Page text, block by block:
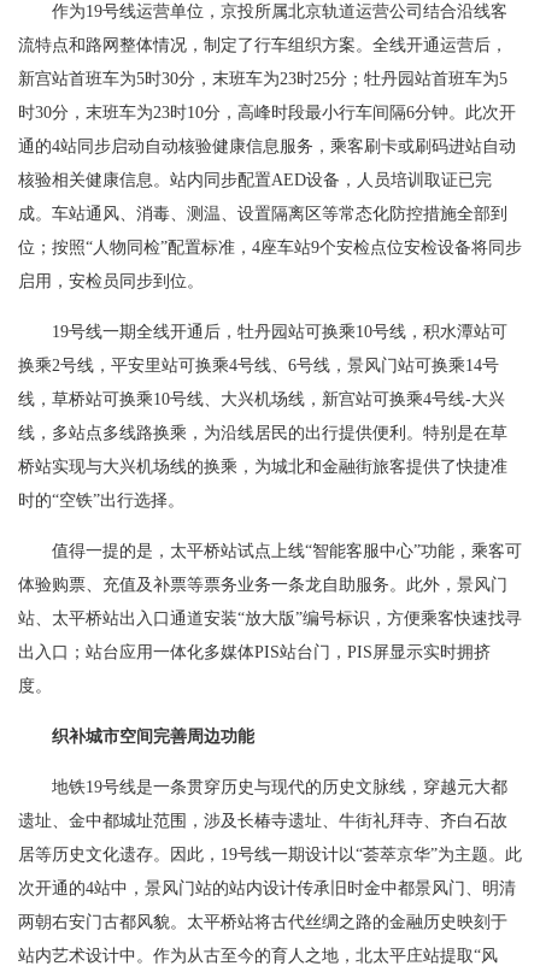
作为19号线运营单位，京投所属北京轨道运营公司结合沿线客
流特点和路网整体情况，制定了行车组织方案。全线开通运营后，
新宫站首班车为5时30分，末班车为23时25分；牡丹园站首班车为5
时30分，末班车为23时10分，高峰时段最小行车间隔6分钟。此次开
通的4站同步启动自动核验健康信息服务，乘客刷卡或刷码进站自动
核验相关健康信息。站内同步配置AED设备，人员培训取证已完
成。车站通风、消毒、测温、设置隔离区等常态化防控措施全部到
位；按照“人物同检”配置标准，4座车站9个安检点位安检设备将同步
启用，安检员同步到位。
19号线一期全线开通后，牡丹园站可换乘10号线，积水潭站可
换乘2号线，平安里站可换乘4号线、6号线，景风门站可换乘14号
线，草桥站可换乘10号线、大兴机场线，新宫站可换乘4号线-大兴
线，多站点多线路换乘，为沿线居民的出行提供便利。特别是在草
桥站实现与大兴机场线的换乘，为城北和金融街旅客提供了快捷准
时的“空铁”出行选择。
值得一提的是，太平桥站试点上线“智能客服中心”功能，乘客可
体验购票、充值及补票等票务业务一条龙自助服务。此外，景风门
站、太平桥站出入口通道安装“放大版”编号标识，方便乘客快速找寻
出入口；站台应用一体化多媒体PIS站台门，PIS屏显示实时拥挤
度。
织补城市空间完善周边功能
地铁19号线是一条贯穿历史与现代的历史文脉线，穿越元大都
遗址、金中都城址范围，涉及长椿寺遗址、牛街礼拜寺、齐白石故
居等历史文化遗存。因此，19号线一期设计以“荟萃京华”为主题。此
次开通的4站中，景风门站的站内设计传承旧时金中都景风门、明清
两朝右安门古都风貌。太平桥站将古代丝绸之路的金融历史映刻于
站内艺术设计中。作为从古至今的育人之地，北太平庄站提取“风